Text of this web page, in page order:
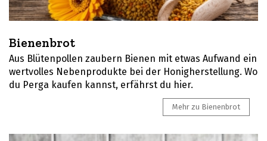
Bienenbrot
Aus Blütenpollen zaubern Bienen mit etwas Aufwand ein
wertvolles Nebenprodukte bei der Honigherstellung. Wo
du Perga kaufen kannst, erfährst du hier.
Mehr zu Bienenbrot